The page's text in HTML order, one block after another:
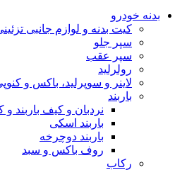
بدنه خودرو
کیت بدنه و لوازم جانبی
سپر جلو
سپر عقب
رولرلید
لاینر و سوپرلید، باکس و
باربند
نردبان و کیف باربند
باربند اسکی
باربند دوچرخه
روف باکس و سبد
رکاب